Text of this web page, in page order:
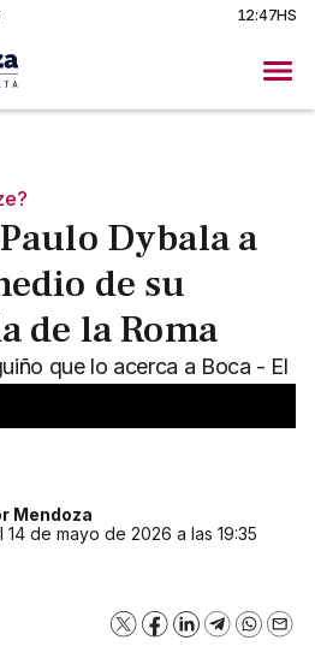
12:47HS
Dybala a
de su
de la Roma
que lo acerca a Boca - El
al cabo de la temporada
Mendoza
14 de mayo de 2026 a las 19:35
X Facebook
LinkedInTelegram